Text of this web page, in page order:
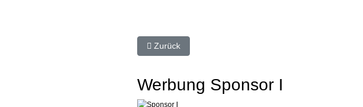
Vorheriger Beitrag: Satzung
Zurück
Werbung Sponsor I